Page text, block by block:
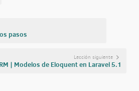
pasos
Lección siguiente
| Modelos de Eloquent en Laravel 5.1